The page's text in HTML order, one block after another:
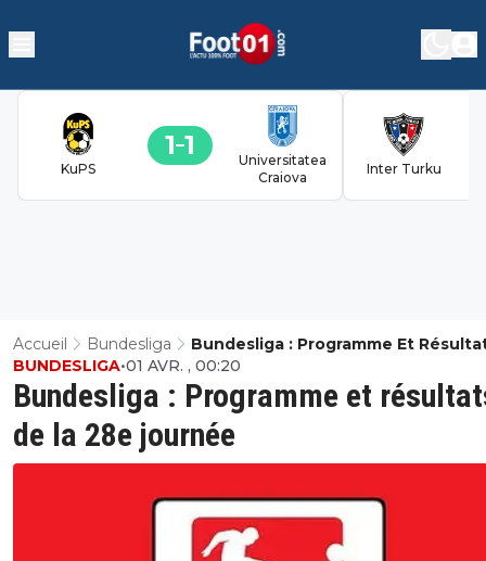
KuPS
1 1
Universitatea
Craiova
Inter Turku
Accueil Bundesliga
Bundesliga : Programme Et
La 28e Journée
Bundesliga : Programme et
de la 28e journée
BUNDESLIGA•01 AVR. , 00:20